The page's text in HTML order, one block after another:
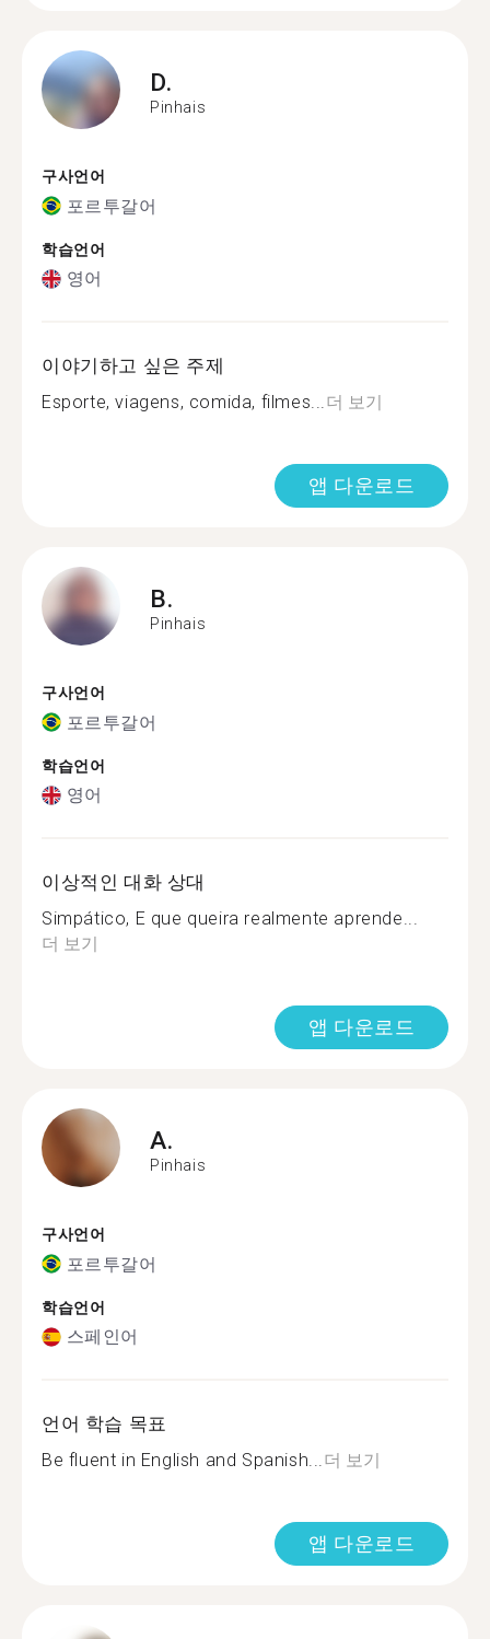
D.
Pinhais
구사언어
포르투갈어
학습언어
영어
이야기하고 싶은 주제
Esporte, viagens, comida, filmes...더 보기
앱 다운로드
B.
Pinhais
구사언어
포르투갈어
학습언어
영어
이상적인 대화 상대
Simpático, E que queira realmente aprende...
더 보기
앱 다운로드
A.
Pinhais
구사언어
포르투갈어
학습언어
스페인어
언어 학습 목표
Be fluent in English and Spanish...더 보기
앱 다운로드